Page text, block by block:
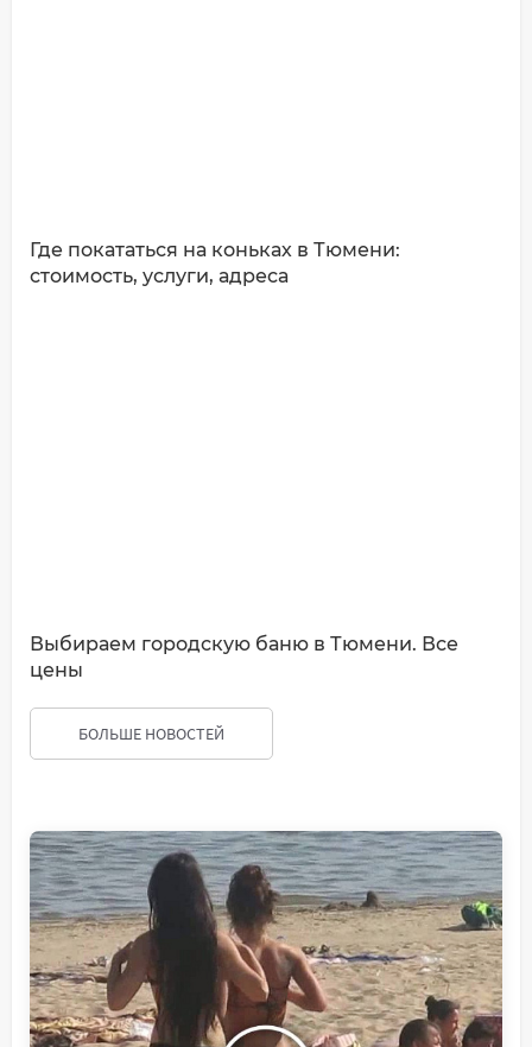
Где покататься на коньках в Тюмени:
стоимость, услуги, адреса
Выбираем городскую баню в Тюмени. Все
цены
БОЛЬШЕ НОВОСТЕЙ